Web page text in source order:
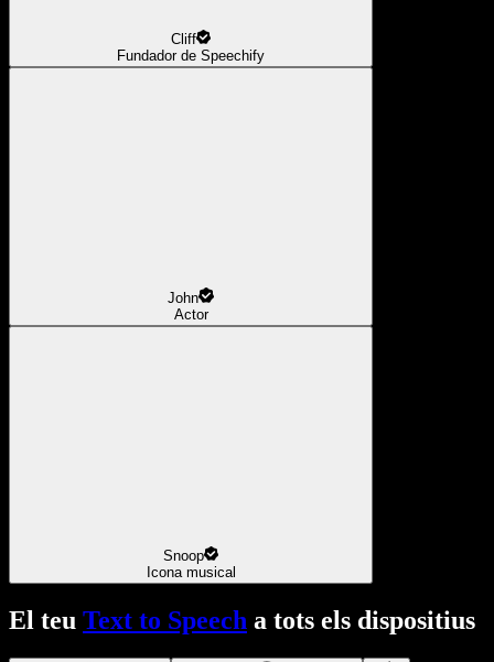
Cliff
Fundador de Speechify
John
Actor
Snoop
Icona musical
El teu Text to Speech a tots els dispositius